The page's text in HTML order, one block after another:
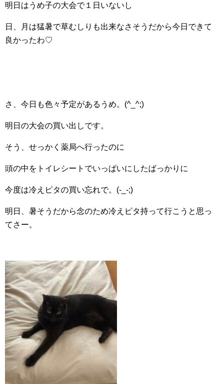
明日はうめ子の大会で１日いないし
日、月は猛暑で草むしりも出来なさそうだから今日できて
良かったわ♡
さ、今日も色々予定があるうめ。(^_^;)
明日の大会の買い出しです。
そう、せっかく薬局へ行ったのに
頭の中をトイレシートでいっぱいにしたばっかりに
今度は冷えピタの買い忘れで。(-_-;)
明日、暑そうだから念のため冷えピタ持って行こうと思っ
てさー。